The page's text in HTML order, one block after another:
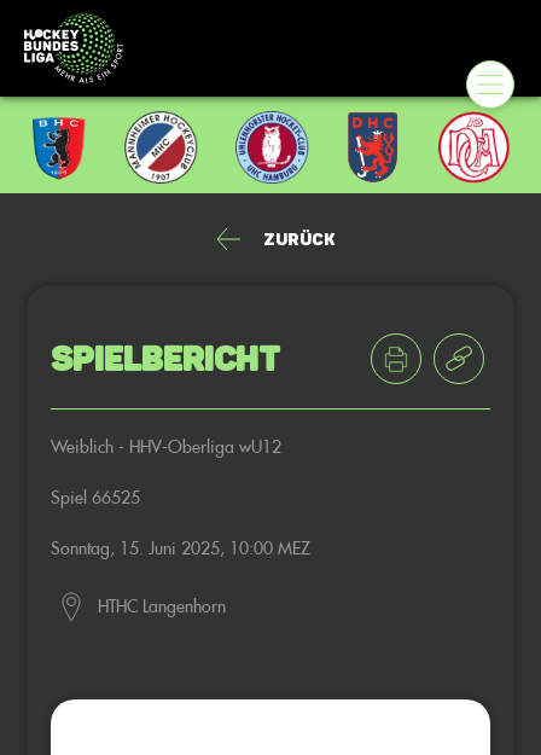
Zurück
Spielbericht
Weiblich - HHV-Oberliga wU12
Spiel 66525
Sonntag, 15. Juni 2025, 10:00 MEZ
HTHC Langenhorn